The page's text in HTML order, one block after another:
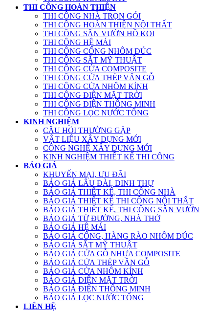
THI CÔNG HOÀN THIỆN
THI CÔNG NHÀ TRỌN GÓI
THI CÔNG HOÀN THIỆN NỘI THẤT
THI CÔNG SÂN VƯỜN HỒ KOI
THI CÔNG HỆ MÁI
THI CÔNG CỔNG NHÔM ĐÚC
THI CÔNG SẮT MỸ THUẬT
THI CÔNG CỬA COMPOSITE
THI CÔNG CỬA THÉP VÂN GỖ
THI CÔNG CỬA NHÔM KÍNH
THI CÔNG ĐIỆN MẶT TRỜI
THI CÔNG ĐIỆN THÔNG MINH
THI CÔNG LỌC NƯỚC TỔNG
KINH NGHIỆM
CÂU HỎI THƯỜNG GẶP
VẬT LIỆU XÂY DỰNG MỚI
CÔNG NGHỆ XÂY DỰNG MỚI
KINH NGHIỆM THIẾT KẾ THI CÔNG
BÁO GIÁ
KHUYẾN MẠI, ƯU ĐÃI
BÁO GIÁ LÂU ĐÀI, DINH THỰ
BÁO GIÁ THIẾT KẾ, THI CÔNG NHÀ
BÁO GIÁ THIẾT KẾ THI CÔNG NỘI THẤT
BÁO GIÁ THIẾT KẾ, THI CÔNG SÂN VƯỜN
BÁO GIÁ TỪ ĐƯỜNG, NHÀ THỜ
BÁO GIÁ HỆ MÁI
BÁO GIÁ CỔNG, HÀNG RÀO NHÔM ĐÚC
BÁO GIÁ SẮT MỸ THUẬT
BÁO GIÁ CỬA GỖ NHỰA COMPOSITE
BÁO GIÁ CỬA THÉP VÂN GỖ
BÁO GIÁ CỬA NHÔM KÍNH
BÁO GIÁ ĐIỆN MẶT TRỜI
BÁO GIÁ ĐIỆN THÔNG MINH
BÁO GIÁ LỌC NƯỚC TỔNG
LIÊN HỆ